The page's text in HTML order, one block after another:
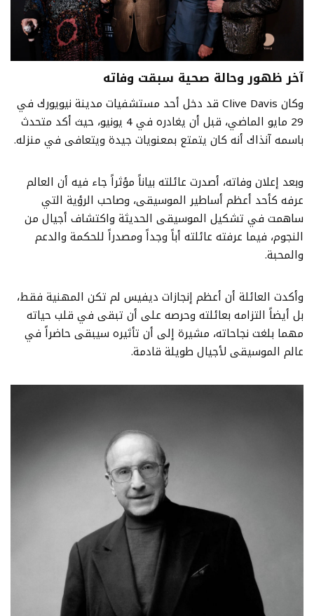
آخر ظهور وحالة صحية سبقت وفاته
وكان Clive Davis قد دخل أحد مستشفيات مدينة نيويورك في
29 مايو الماضي، قبل أن يغادره في 4 يونيو، حيث أكد متحدث
باسمه آنذاك أنه كان يتمتع بمعنويات جيدة ويتعافى في منزله.
وبعد إعلان وفاته، أصدرت عائلته بياناً مؤثراً جاء فيه أن العالم
عرفه كأحد أعظم أساطير الموسيقى، وصاحب الرؤية التي
ساهمت في تشكيل الموسيقى الحديثة واكتشاف أجيال من
النجوم، فيما عرفته عائلته أباً وجداً ومصدراً للحكمة والدعم
والمحبة.
وأكدت العائلة أن أعظم إنجازات ديفيس لم تكن المهنية فقط،
بل أيضاً التزامه بعائلته وحرصه على أن تبقى في قلب حياته
مهما بلغت نجاحاته، مشيرة إلى أن تأثيره سيبقى حاضراً في
عالم الموسيقى لأجيال طويلة قادمة.